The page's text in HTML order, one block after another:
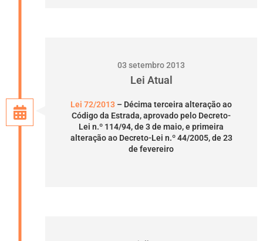
03 setembro 2013
Lei Atual
Lei 72/2013 – Décima terceira alteração ao
Código da Estrada, aprovado pelo Decreto-
Lei n.º 114/94, de 3 de maio, e primeira
alteração ao Decreto-Lei n.º 44/2005, de 23
de fevereiro